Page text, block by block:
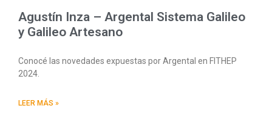
Agustín Inza – Argental Sistema Galileo
y Galileo Artesano
Conocé las novedades expuestas por Argental en FITHEP
2024.
LEER MÁS »